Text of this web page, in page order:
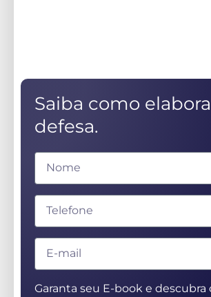
Saiba como
defesa.
Garanta seu E-book e descubra